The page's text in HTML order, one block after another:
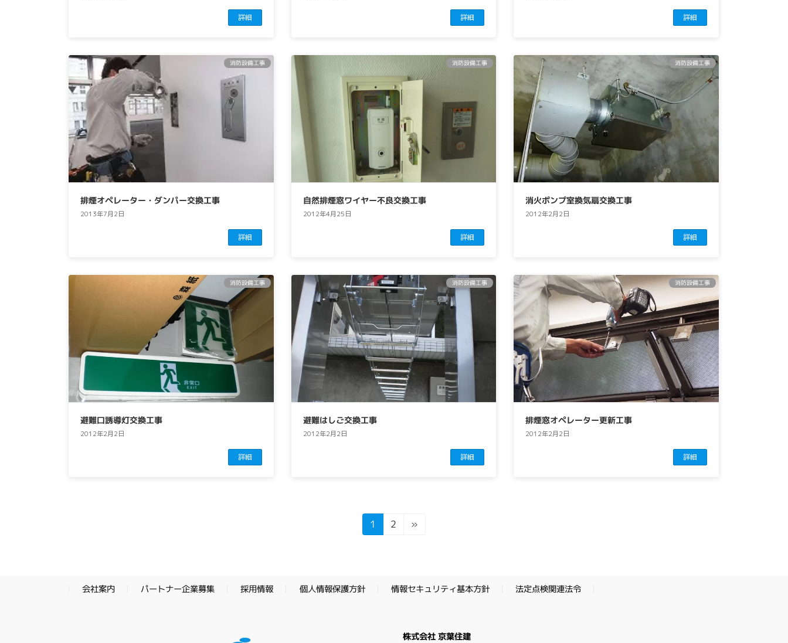
詳細 詳細 詳細
消防設備工事
排煙オペレーター・ダンパー交換工事
2013年7月2日
詳細
消防設備工事
自然排煙窓ワイヤー不良交換工事
2012年4月25日
詳細
消防設備工事
消火ポンプ室換気扇交換工事
2012年2月2日
詳細
消防設備工事
避難口誘導灯交換工事
2012年2月2日
詳細
消防設備工事
避難はしご交換工事
2012年2月2日
詳細
消防設備工事
排煙窓オペレーター更新工事
2012年2月2日
詳細
ペ
固
定
1 固
2 »
会社案内 パートナー企業募集 採用情報 個人情報保護方針 情報セキュリティ基本方針 法定点検関連法令
株式会社 京葉住建